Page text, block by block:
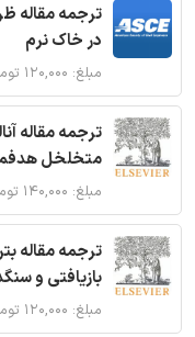
ترجمه مقاله
در خاک نرم
مبلغ: ۱۲۰,۰۰۰ تومان
ترجمه مقاله
متخلخل
مبلغ: ۱۴۰,۰۰۰ تومان
ترجمه مقاله
بازیافتی و
مبلغ: ۱۲۰,۰۰۰ تومان